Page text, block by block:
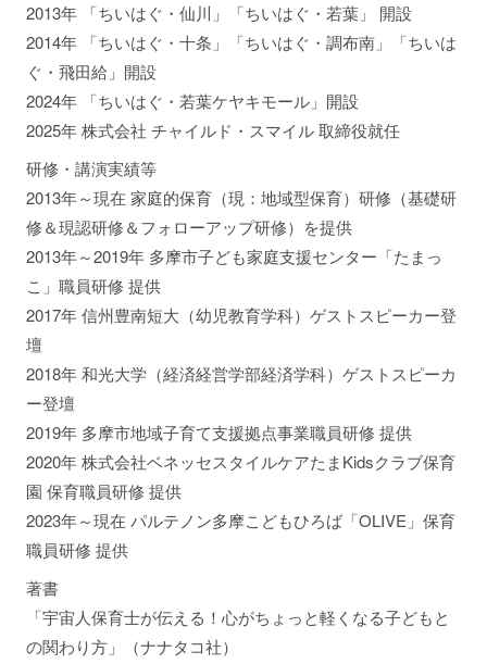
2013年 「ちいはぐ・仙川」「ちいはぐ・若葉」 開設
2014年 「ちいはぐ・十条」「ちいはぐ・調布南」「ちいは
ぐ・飛田給」開設
2024年 「ちいはぐ・若葉ケヤキモール」開設
2025年 株式会社 チャイルド・スマイル 取締役就任
研修・講演実績等
2013年～現在 家庭的保育（現：地域型保育）研修（基礎研
修＆現認研修＆フォローアップ研修）を提供
2013年～2019年 多摩市子ども家庭支援センター「たまっ
こ」職員研修 提供
2017年 信州豊南短大（幼児教育学科）ゲストスピーカー登
壇
2018年 和光大学（経済経営学部経済学科）ゲストスピーカ
ー登壇
2019年 多摩市地域子育て支援拠点事業職員研修 提供
2020年 株式会社ベネッセスタイルケアたまKidsクラブ保育
園 保育職員研修 提供
2023年～現在 パルテノン多摩こどもひろば「OLIVE」保育
職員研修 提供
著書
「宇宙人保育士が伝える！心がちょっと軽くなる子どもと
の関わり方」（ナナタコ社）